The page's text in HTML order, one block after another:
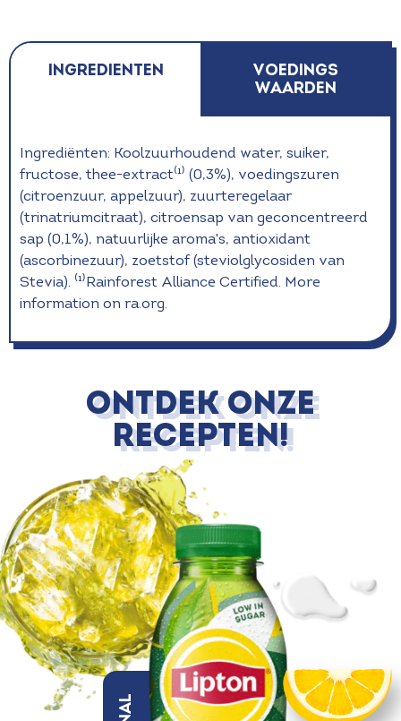
Ingredienten
voedings
waarden
Ingrediënten: Koolzuurhoudend water, suiker,
fructose, thee-extract⁽¹⁾ (0,3%), voedingszuren
(citroenzuur, appelzuur), zuurteregelaar
(trinatriumcitraat), citroensap van geconcentreerd
sap (0,1%), natuurlijke aroma's, antioxidant
(ascorbinezuur), zoetstof (steviolglycosiden van
Stevia). ⁽¹⁾Rainforest Alliance Certified. More
information on ra.org.
ONTDEK ONZE
RECEPTEN!